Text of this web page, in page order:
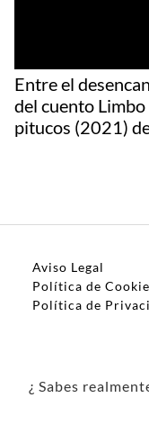
Entre el
del cuento
pitucos (2021)
Aviso Legal
Política de
Política de
¿ Sabes